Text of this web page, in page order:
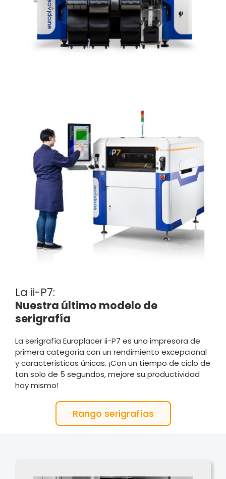
La ii-P7:
Nuestra último modelo de
serigrafía
La serigrafía Europlacer ii-P7 es una impresora de
primera categoría con un rendimiento excepcional
y características únicas. ¡Con un tiempo de ciclo de
tan solo de 5 segundos, mejore su productividad
hoy mismo!
Rango serigrafías